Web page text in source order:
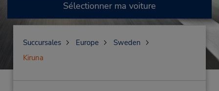
Sélectionner ma voiture
Succursales Europe
Sweden
Kiruna